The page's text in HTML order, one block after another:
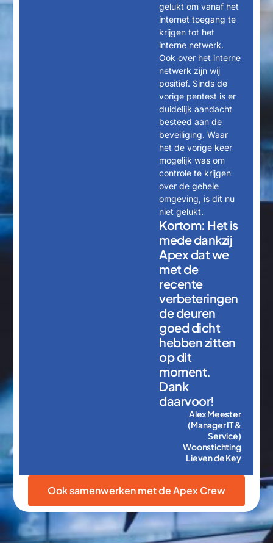
gelukt om vanaf het
internet toegang te
krijgen tot het
interne netwerk.
Ook over het interne
netwerk zijn wij
positief. Sinds de
vorige pentest is er
duidelijk aandacht
besteed aan de
beveiliging. Waar
het de vorige keer
mogelijk was om
controle te krijgen
over de gehele
omgeving, is dit nu
niet gelukt.
Kortom: Het is
mede dankzij
Apex dat we
met de
recente
verbeteringen
de deuren
goed dicht
hebben zitten
op dit
moment.
Dank
daarvoor!
Alex Meester
(Manager IT &
Service)
Woonstichting
Lieven de Key
Ook samenwerken met de Apex Crew